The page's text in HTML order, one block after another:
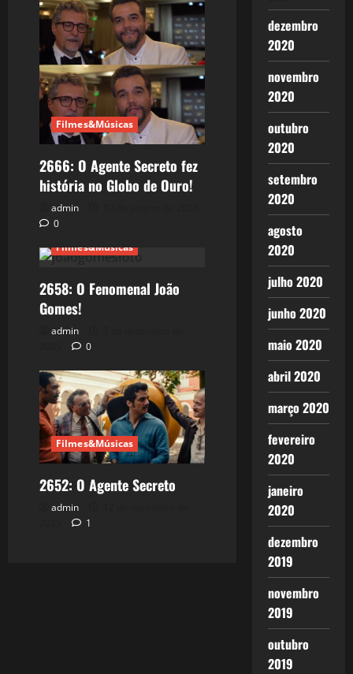
Filmes&Músicas
2666: O Agente Secreto fez
história no Globo de Ouro!
admin
0
Filmes&Músicas
2658: O Fenomenal João
Gomes!
admin
0
Filmes&Músicas
2652: O Agente Secreto
admin
1
dezembro
2020
novembro
2020
outubro
2020
setembro
2020
agosto
2020
julho 2020
junho 2020
maio 2020
abril 2020
março 2020
fevereiro
2020
janeiro
2020
dezembro
2019
novembro
2019
outubro
2019